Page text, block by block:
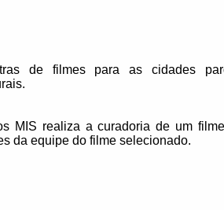
de filmes para as cidades
MIS realiza a curadoria de um
da equipe do filme selecionado.